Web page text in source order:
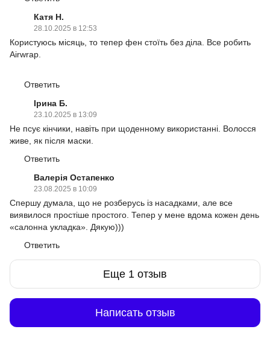
Катя Н.
28.10.2025 в 12:53
Користуюсь місяць, то тепер фен стоїть без діла. Все робить
Airwrap.
Ответить
Ірина Б.
23.10.2025 в 13:09
Не псує кінчики, навіть при щоденному використанні. Волосся
живе, як після маски.
Ответить
Валерія Остапенко
23.08.2025 в 10:09
Спершу думала, що не розберусь із насадками, але все
виявилося простіше простого. Тепер у мене вдома кожен день
«салонна укладка». Дякую)))
Ответить
Еще 1 отзыв
Написать отзыв